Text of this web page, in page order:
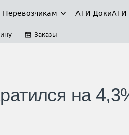
Перевозчикам АТИ-Доки
Заказы
на